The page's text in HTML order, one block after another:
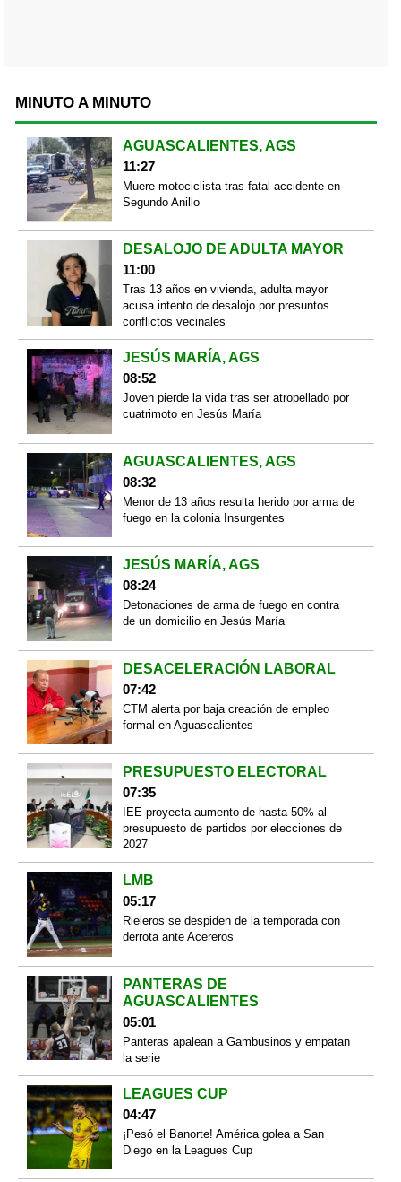
MINUTO A MINUTO
AGUASCALIENTES, AGS
11:27
Muere motociclista tras fatal accidente en
Segundo Anillo
DESALOJO DE ADULTA MAYOR
11:00
Tras 13 años en vivienda, adulta mayor
acusa intento de desalojo por presuntos
conflictos vecinales
JESÚS MARÍA, AGS
08:52
Joven pierde la vida tras ser atropellado por
cuatrimoto en Jesús María
AGUASCALIENTES, AGS
08:32
Menor de 13 años resulta herido por arma de
fuego en la colonia Insurgentes
JESÚS MARÍA, AGS
08:24
Detonaciones de arma de fuego en contra
de un domicilio en Jesús María
DESACELERACIÓN LABORAL
07:42
CTM alerta por baja creación de empleo
formal en Aguascalientes
PRESUPUESTO ELECTORAL
07:35
IEE proyecta aumento de hasta 50% al
presupuesto de partidos por elecciones de
2027
LMB
05:17
Rieleros se despiden de la temporada con
derrota ante Acereros
PANTERAS DE
AGUASCALIENTES
05:01
Panteras apalean a Gambusinos y empatan
la serie
LEAGUES CUP
04:47
¡Pesó el Banorte! América golea a San
Diego en la Leagues Cup